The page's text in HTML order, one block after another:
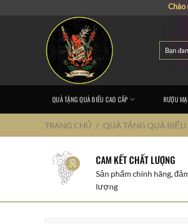
Chào mừng
kiếm:
QUÀ TẶNG QUÀ BIẾU CAO CẤP RƯỢU
TRANG CHỦ / QUÀ TẶNG QUÀ BIẾU
CAM KẾT CHẤT LƯỢNG
Sản phẩm chính hãng,
lượng